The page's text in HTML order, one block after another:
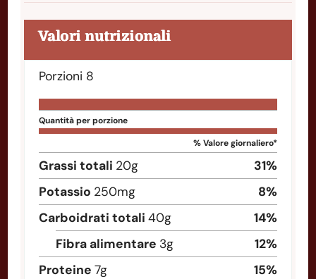
Valori nutrizionali
Porzioni 8
Quantità per porzione
% Valore giornaliero*
Grassi totali 20g 31%
Potassio 250mg 8%
Carboidrati totali 40g 14%
Fibra alimentare 3g 12%
Proteine 7g 15%